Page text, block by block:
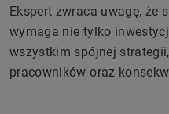
Ekspert zwraca uwagę, że
wymaga nie tylko
wszystkim spójnej
pracowników oraz